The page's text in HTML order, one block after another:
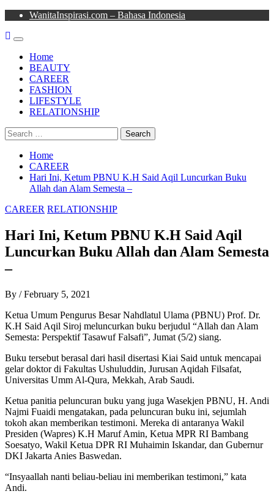
Skip
content
WanitaInspirasi.com – Bahasa Indonesia
Primary
MenuHome
BEAUTY
CAREER
FASHION
LIFESTYLE
RELATIONSHIP
Search
for:
Home
CAREER
Hari Ini, Ketum PBNU K.H Said Aqil Luncurkan Buku
Allah dan Alam Semesta –
CAREER RELATIONSHIP
Hari Ini, Ketum PBNU K.H Said Aqil
Luncurkan Buku Allah dan Alam Semesta
–
By / February 5, 2021
Ketua Umum Pengurus Besar Nahdlatul Ulama (PBNU) Prof. Dr.
K.H Said Aqil Siroj meluncurkan buku berjudul “Allah dan Alam
Semesta: Perspektif Tasawuf Falsafi”, Jumat (5/2) siang.
Buku tersebut berasal dari hasil disertasi Kiai Said untuk mencapai
gelar doktor di Fakultas Ushuluddin, Jurusan Aqidah Filsafat,
Universitas Umm Al-Qura, Mekkah, Arab Saudi.
Ketua panitia peluncuran buku yang juga Wasekjen PBNU, H. Andi
Najmi Fuaidi mengatakan, pada peluncuran buku ini, sejumlah
tokoh akan memberikan testimoni. Mereka di antaranya Wakil
Presiden (Wapres) K.H Maruf Amin, Ketua MPR RI Bambang
Soesatyo, Wakil Ketua DPR RI Muhaimin Iskandar, dan Gubernur
DKI Jakarta Anies Baswedan.
“Insyaallah nanti beliau-beliau ini memberikan testimoni,” kata
Andi.